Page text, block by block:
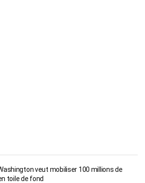
veut mobiliser 100 millions de
toile de fond